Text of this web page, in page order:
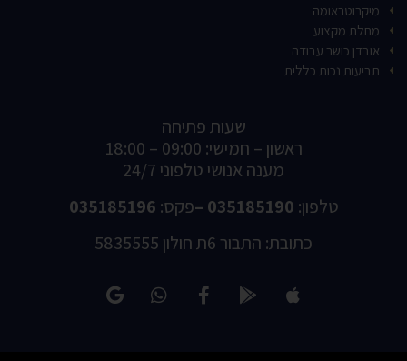
מיקרוטראומה
מחלת מקצוע
אובדן כושר עבודה
תביעות נכות כללית
שעות פתיחה
ראשון – חמישי: 09:00 – 18:00
מענה אנושי טלפוני 24/7
טלפון: 035185190 – פקס: 035185196
כתובת: התבור 6ת חולון 5835555